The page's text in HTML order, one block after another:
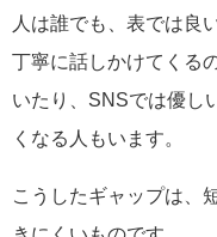
人は誰でも、表では良
丁寧に話しかけてくる
いたり、SNSでは優し
くなる人もいます。
こうしたギャップは、